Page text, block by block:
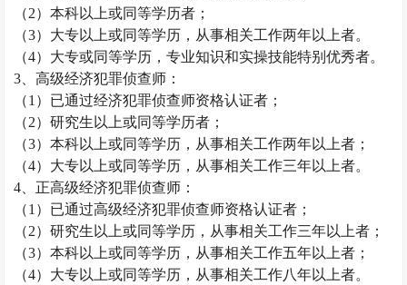
（2）本科以上或同等学历者；
（3）大专以上或同等学历，从事相关工作两年以上者。
（4）大专或同等学历，专业知识和实操技能特别优秀者。
3 、高级经济犯罪侦查师：
（1 ）已通过经济犯罪侦查师资格认证者；
（2）研究生以上或同等学历者；
（3）本科以上或同等学历，从事相关工作两年以上者；
（4）大专以上或同等学历，从事相关工作三年以上者。
4 、正高级经济犯罪侦查师：
（1 ）已通过高级经济犯罪侦查师资格认证者；
（2）研究生以上或同等学历，从事相关工作三年以上者；
（3）本科以上或同等学历，从事相关工作五年以上者；
（4）大专以上或同等学历，从事相关工作八年以上者。